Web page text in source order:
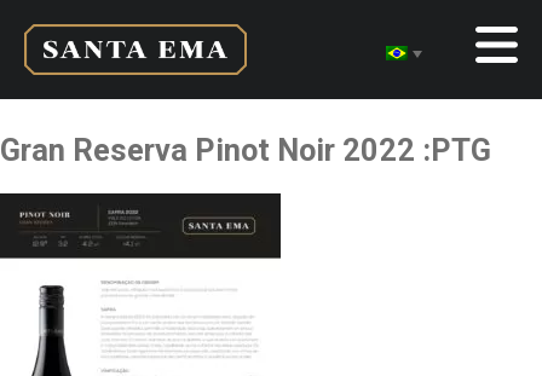
Gran Reserva Pinot Noir 2022 :PTG